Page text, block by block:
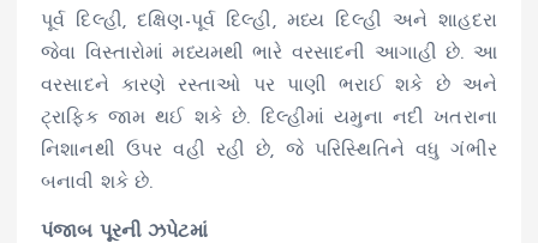
પૂર્વ દિલ્હી, દક્ષિણ-પૂર્વ દિલ્હી, મધ્ય દિલ્હી અને શાહદરા
જેવા વિસ્તારોમાં મધ્યમથી ભારે વરસાદની આગાહી છે. આ
વરસાદને કારણે રસ્તાઓ પર પાણી ભરાઈ શકે છે અને
ટ્રાફિક જામ થઈ શકે છે. દિલ્હીમાં યમુના નદી ખતરાના
નિશાનથી ઉપર વહી રહી છે, જે પરિસ્થિતિને વધુ ગંભીર
બનાવી શકે છે.
પંજાબ પૂરની ઝપેટમાં